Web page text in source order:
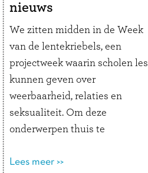
nieuws
We zitten midden in de Week
van de lentekriebels, een
projectweek waarin scholen les
kunnen geven over
weerbaarheid, relaties en
seksualiteit. Om deze
onderwerpen thuis te
samenwerking met specialist
Lees meer >>